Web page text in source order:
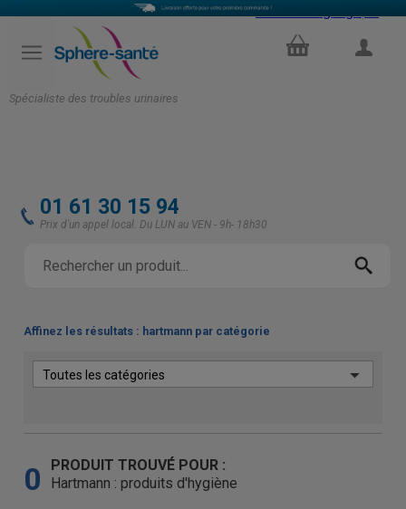
Spécialiste des troubles urinaires
Select Language
PANIER
01 61 30 15 94
Prix d'un appel local. Du LUN au VEN - 9h- 18h30
Affinez les résultats : hartmann par catégorie
0
PRODUIT TROUVÉ POUR :
Hartmann : produits d'hygiène